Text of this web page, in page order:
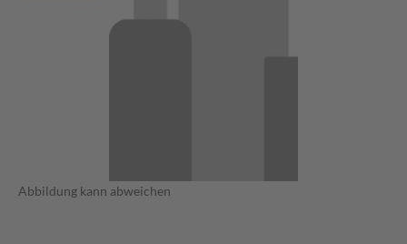
Abbildung kann abweichen